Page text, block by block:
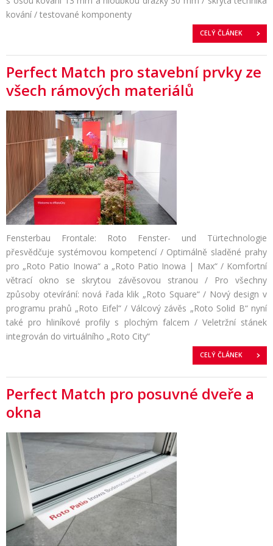
kování / testované komponenty
CELÝ ČLÁNEK
Perfect Match pro stavební prvky ze
všech rámových materiálů
Fensterbau Frontale: Roto Fenster- und Türtechnologie
přesvědčuje systémovou kompetencí / Optimálně sladěné prahy
pro „Roto Patio Inowa“ a „Roto Patio Inowa | Max“ / Komfortní
větrací okno se skrytou závěsovou stranou / Pro všechny
způsoby otevírání: nová řada klik „Roto Square“ / Nový design v
programu prahů „Roto Eifel“ / Válcový závěs „Roto Solid B“ nyní
také pro hliníkové profily s plochým falcem / Veletržní stánek
integrován do virtuálního „Roto City“
CELÝ ČLÁNEK
Perfect Match pro posuvné dveře a
okna